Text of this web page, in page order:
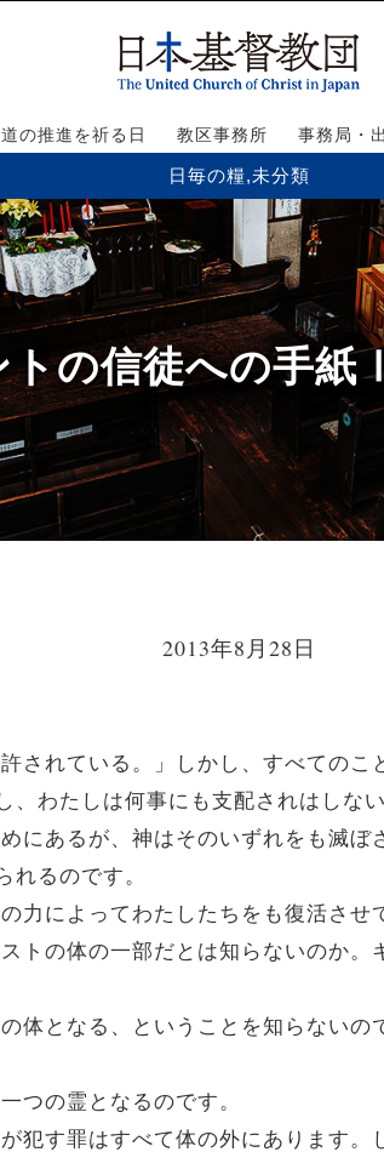
の推進を祈る日 教区事務所 事務局・
日毎の糧,未分類
トの信徒への手紙
2013年8月28日
されている。」しかし、すべての
わたしは何事にも支配されはしない
にあるが、神はそのいずれをも滅ぼ
れるのです。
力によってわたしたちをも復活させ
トの体の一部だとは知らないのか。
体となる、ということを知らないの
つの霊となるのです。
犯す罪はすべて体の外にあります。